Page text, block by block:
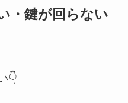
・鍵が回らない
👇